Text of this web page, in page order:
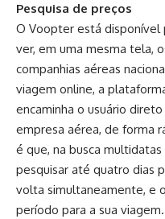
Pesquisa de preços
O Voopter está
ver, em uma mesma tela,
companhias aéreas
viagem online, a
encaminha o usuário
empresa aérea, de forma
é que, na busca
pesquisar até quatro dias
volta simultaneamente, e
período para a sua